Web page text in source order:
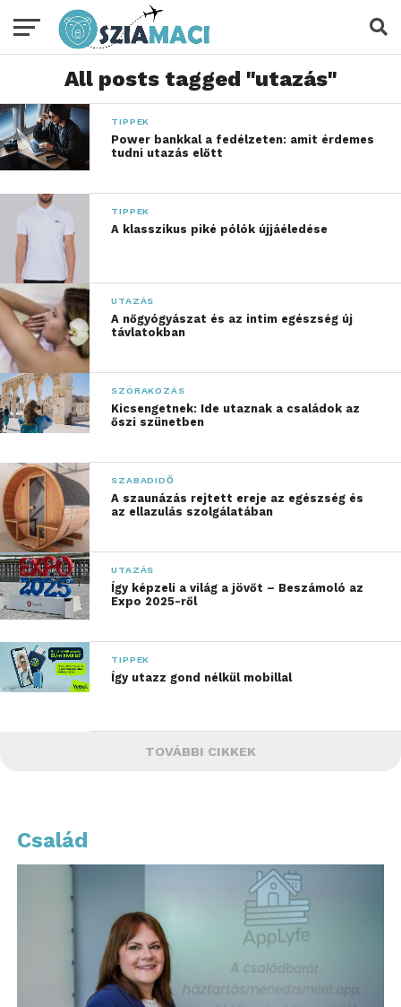
All posts tagged "utazás"
TIPPEK
Power bankkal a fedélzeten: amit érdemes
tudni utazás előtt
TIPPEK
A klasszikus piké pólók újjáéledése
UTAZÁS
A nőgyógyászat és az intim egészség új
távlatokban
SZÓRAKOZÁS
Kicsengetnek: Ide utaznak a családok az
őszi szünetben
SZABADIDŐ
A szaunázás rejtett ereje az egészség és
az ellazulás szolgálatában
UTAZÁS
Így képzeli a világ a jövőt – Beszámoló az
Expo 2025-ről
TIPPEK
Így utazz gond nélkül mobillal
TOVÁBBI CIKKEK
Család